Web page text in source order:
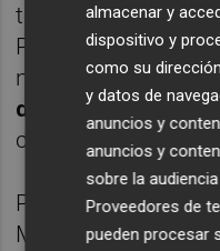
terreno de juego
Pépé puso su
noche a unAyoze
doblete con un
cepa del poste,
Poco después de
Marcelino, que en
almacenar y
dispositivo y
como su
y datos de
anuncios y
anuncios y
sobre la
Proveedores de
pueden procesar